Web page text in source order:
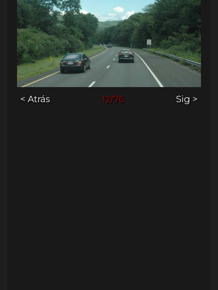
< Atrás 12/76 Sig >